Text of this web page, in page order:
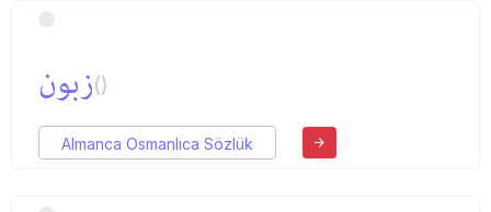
زبون()
Almanca Osmanlıca Sözlük